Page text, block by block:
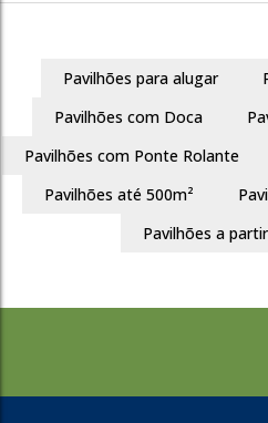
Pavilhões para alugar
Pavilhões com Doca
Pavilhões com Ponte Rolante
Pavilhões até 500m²
Pavilhões a